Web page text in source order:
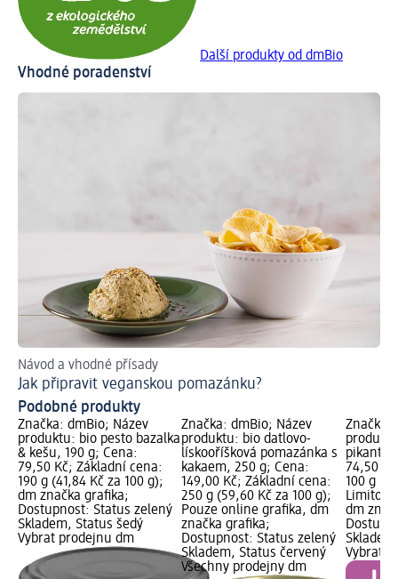
Další produkty od dmBio
Vhodné poradenství
Návod a vhodné přísady
Jak připravit veganskou pomazánku?
Podobné produkty
Značka: dmBio; Název
produktu: bio pesto bazalka
& kešu, 190 g; Cena:
79,50 Kč; Základní cena:
190 g (41,84 Kč za 100 g);
dm značka grafika;
Dostupnost: Status zelený
Skladem, Status šedý
Vybrat prodejnu dm
Značka: dmBio; Název
produktu: bio datlovo-
lískooříšková pomazánka s
kakaem, 250 g; Cena:
149,00 Kč; Základní cena:
250 g (59,60 Kč za 100 g);
Pouze online grafika, dm
značka grafika;
Dostupnost: Status zelený
Skladem, Status červený
Všechny prodejny dm
Značka:
74,50
100 g
dm
Vybrat